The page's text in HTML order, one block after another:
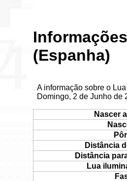
(Espanha)
A informação sobre o
Domingo, 2 de Junho de
Nascer
Distância
Distância
Lua